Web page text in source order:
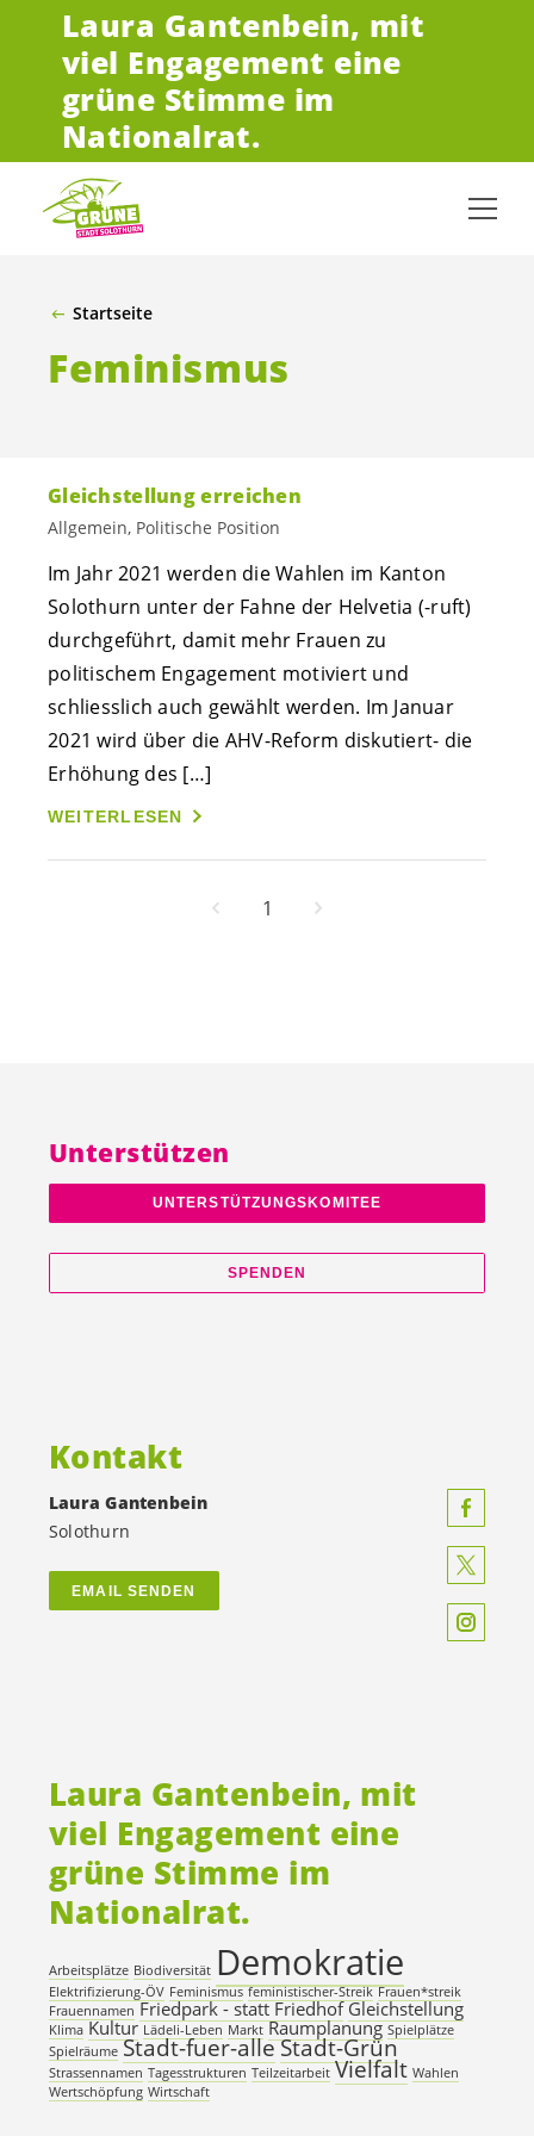
ZUM HAUPTINHALT SPRINGEN
Laura Gantenbein, mit
viel Engagement eine
grüne Stimme im
Nationalrat.
Startseite
Feminismus
Gleichstellung erreichen
Allgemein, Politische Position
Im Jahr 2021 werden die Wahlen im Kanton
Solothurn unter der Fahne der Helvetia (-ruft)
durchgeführt, damit mehr Frauen zu
politischem Engagement motiviert und
schliesslich auch gewählt werden. Im Januar
2021 wird über die AHV-Reform diskutiert- die
Erhöhung des […]
WEITERLESEN
1
Laura Gantenbein, mit
viel Engagement eine
grüne Stimme im
Nationalrat.
Arbeitsplätze Biodiversität Demokratie
Elektrifizierung-ÖV Feminismus feministischer-Streik Frauen*streik
Frauennamen Friedpark - statt FriedhofGleichstellung
Klima Kultur Lädeli-Leben Markt Raumplanung Spielplätze
Spielräume Stadt-fuer-alleStadt-Grün
Strassennamen Tagesstrukturen Teilzeitarbeit Vielfalt Wahlen
Wertschöpfung Wirtschaft
Unterstützen
UNTERSTÜTZUNGSKOMITEE
SPENDEN
Kontakt
Laura Gantenbein
Solothurn
EMAIL SENDEN